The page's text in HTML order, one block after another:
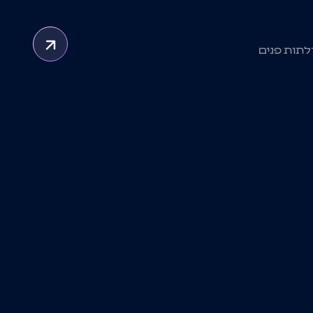
פנים